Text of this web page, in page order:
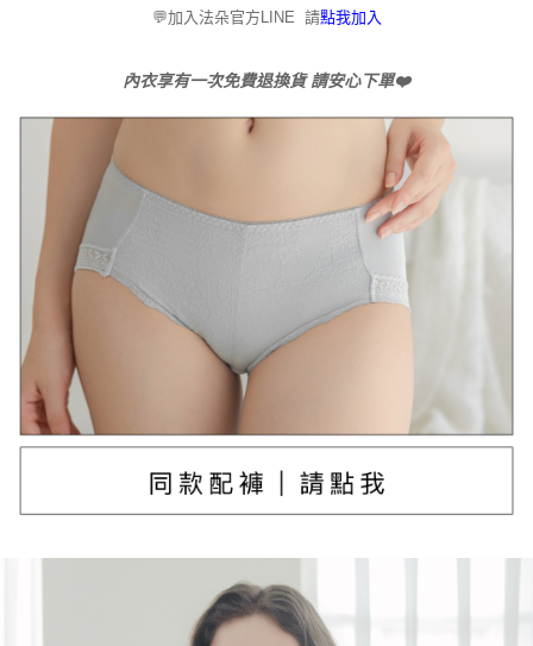
1.本服務係由「台灣大哥大股份有限公司」（以下簡稱本公司）所提供，讓
2.基於同意付款使用「大哥付你分期」之契約關係目的，商店將以您的個人
由本公司與您本人進行分期帳單所需資料之確認、核對及更正。
3.完整用戶服務條款，請詳閱以下連結：
https://oppay.tw/userRule
【不提供萊爾富取貨】
每筆NT$80，滿NT$790(含以上)免運費
付款後7-11取貨
每筆NT$80，滿NT$790(含以上)免運費
本島宅配（ 偏遠地區約需3-5工作天）
每筆NT$80，滿NT$790(含以上)免運費
離島配送
每筆NT$100，滿NT$890(含以上)免運費
國家/地區配送
💬加入法朵官方LINE 請點我加入
內衣享有一次免費退換貨 請安心下單❤️